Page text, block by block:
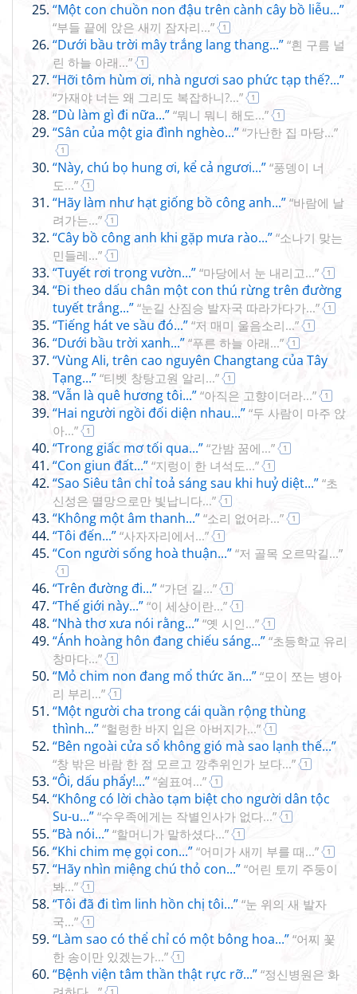
“Một con chuồn non đậu trên cành cây bồ liễu...”
“부들 끝에 앉은 새끼 잠자리...” 1
“Dưới bầu trời mây trắng lang thang...” “흰 구름 널
린 하늘 아래...”
1
“Hỡi tôm hùm ơi, nhà ngươi sao phức tạp thế?...”
“가재야 너는 왜 그리도 복잡하니?...” 1
“Dù làm gì đi nữa...” “뭐니 뭐니 해도...” 1
“Sân của một gia đình nghèo...” “가난한 집 마당...”
1
“Này, chú bọ hung ơi, kể cả ngươi...” “풍뎅이 너
도...”
1
“Hãy làm như hạt giống bồ công anh...” “바람에 날
려가는...”
1
“Cây bồ công anh khi gặp mưa rào...” “소나기 맞는
민들레...”
1
“Tuyết rơi trong vườn...” “마당에서 눈 내리고...” 1
“Đi theo dấu chân một con thú rừng trên đường
tuyết trắng...” “눈길 산짐승 발자국 따라가다가...” 1
“Tiếng hát ve sầu đó...” “저 매미 울음소리...” 1
“Dưới bầu trời xanh...” “푸른 하늘 아래...” 1
“Vùng Ali, trên cao nguyên Changtang của Tây
Tạng...” “티벳 창탕고원 알리...” 1
“Vẫn là quê hương tôi...” “아직은 고향이더라...” 1
“Hai người ngồi đối diện nhau...” “두 사람이 마주 앉
아...”
1
“Trong giấc mơ tối qua...” “간밤 꿈에...” 1
“Con giun đất...” “지렁이 한 녀석도...” 1
“Sao Siêu tân chỉ toả sáng sau khi huỷ diệt...” “초
신성은 멸망으로만 빛납니다...”
1
“Không một âm thanh...” “소리 없어라...” 1
“Tôi đến...” “사자자리에서...” 1
“Con người sống hoà thuận...” “저 골목 오르막길...”
1
“Trên đường đi...” “가던 길...” 1
“Thế giới này...” “이 세상이란...” 1
“Nhà thơ xưa nói rằng...” “옛 시인...” 1
“Ánh hoàng hôn đang chiếu sáng...” “초등학교 유리
창마다...”
1
“Mỏ chim non đang mổ thức ăn...” “모이 쪼는 병아
리 부리...”
1
“Một người cha trong cái quần rộng thùng
thình...” “헐렁한 바지 입은 아버지가...” 1
“Bên ngoài cửa sổ không gió mà sao lạnh thế...”
“창 밖은 바람 한 점 모르고 깡추위인가 보다...” 1
“Ôi, dấu phẩy!...” “쉼표여...” 1
“Không có lời chào tạm biệt cho người dân tộc
Su-u...” “수우족에게는 작별인사가 없다...” 1
“Bà nói...” “할머니가 말하셨다...” 1
“Khi chim mẹ gọi con...” “어미가 새끼 부를 때...” 1
“Hãy nhìn miệng chú thỏ con...” “어린 토끼 주둥이
봐...”
1
“Tôi đã đi tìm linh hồn chị tôi...” “눈 위의 새 발자
국...”
1
“Làm sao có thể chỉ có một bông hoa...” “어찌 꽃
한 송이만 있겠는가...”
1
“Bệnh viện tâm thần thật rực rỡ...” “정신병원은 화